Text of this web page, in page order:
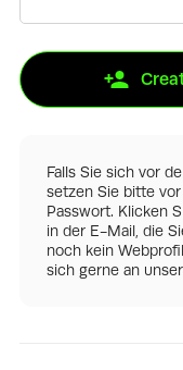
Falls Sie sich vor
setzen Sie bitte
Passwort. Klicken
in der E-Mail, die
noch kein
sich gerne an